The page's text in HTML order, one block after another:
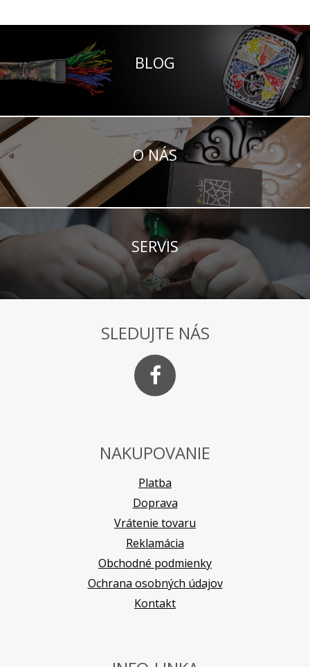
BLOG
O NÁS
SERVIS
SLEDUJTE NÁS
NAKUPOVANIE
Platba
Doprava
Vrátenie tovaru
Reklamácia
Obchodné podmienky
Ochrana osobných údajov
Kontakt